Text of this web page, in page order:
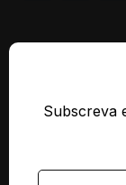
Subscreva